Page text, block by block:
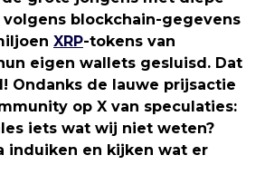
volgens blockchain-gegevens
XRP-tokens van
eigen wallets gesluisd. Dat
Ondanks de lauwe prijsactie
op X van speculaties:
iets wat wij niet weten?
induiken en kijken wat er